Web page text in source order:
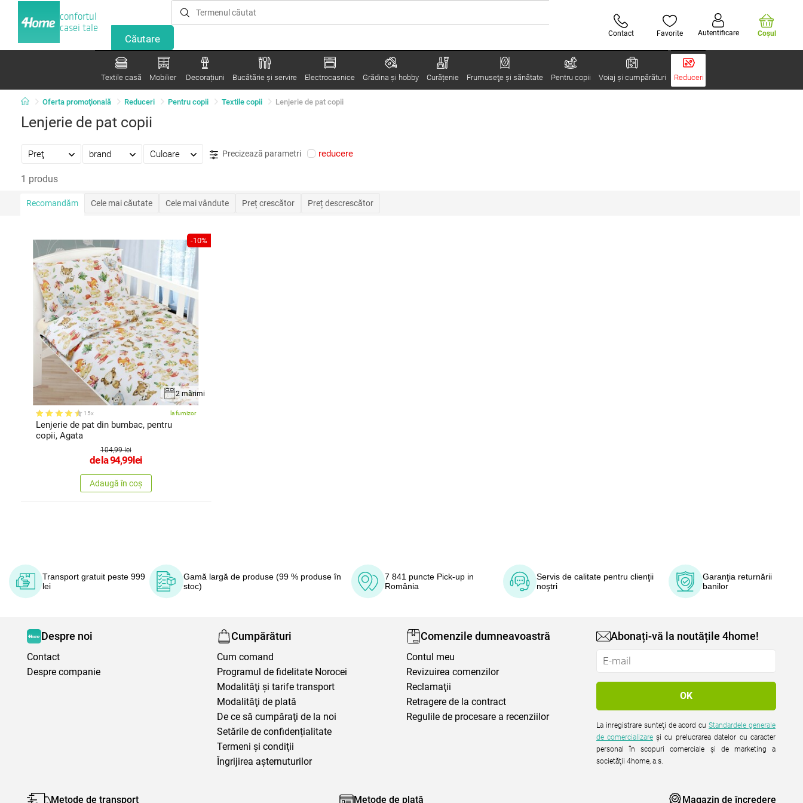
confortul
casei tale
Contact Favorite Autentificare Coşul
Textile casă Mobilier Decorațiuni Bucătărie și servire Electrocasnice Grădina şi hobby Curățenie Frumuseţe şi sănătate Pentru copii Voiaj și cumpărături Reduceri
Oferta promoţională Reduceri Pentru copii Textile copii Lenjerie de pat copii
Lenjerie de pat copii
Preţ brand Culoare Precizează parametri reducere
1 produs
Recomandăm Cele mai căutate Cele mai vândute Preț crescător Preț descrescător
-10%
2 mărimi
15x la furnizor
Lenjerie de pat din bumbac, pentru
copii, Agata
104,99 lei
de la94,99 lei
Adaugă în coș
Transport gratuit peste 999
lei
Gamă largă de produse (99 % produse în
stoc)
7 841 puncte Pick-up in
România
Servis de calitate pentru clienţii
noştri
Garanţia returnării
banilor
Despre noi
Contact
Despre companie
Cumpărături
Cum comand
Programul de fidelitate Norocei
Modalităţi şi tarife transport
Modalităţi de plată
De ce să cumpăraţi de la noi
Setările de confidențialitate
Termeni şi condiţii
Îngrijirea așternuturilor
Comenzile dumneavoastră
Contul meu
Revizuirea comenzilor
Reclamaţii
Retragere de la contract
Regulile de procesare a recenziilor
Abonați-vă la noutățile 4home!
La inregistrare sunteţi de acord cuStandardele generale
de comercializare şi cu prelucrarea datelor cu caracter
personal în scopuri comerciale şi de marketing a
societăţii 4home, a.s.
Metode de transport Metode de plată Magazin de încredere